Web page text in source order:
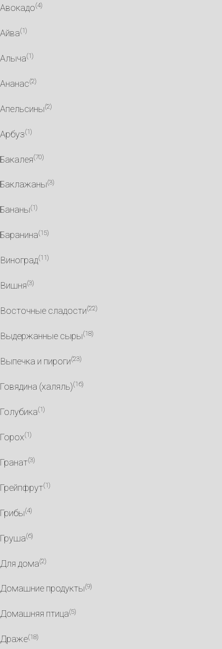
Авокадо(4)
Айва(1)
Алыча(1)
Ананас(2)
Апельсины(2)
Арбуз(1)
Бакалея(70)
Баклажаны(3)
Бананы(1)
Баранина(15)
Виноград(11)
Вишня(3)
Восточные сладости(22)
Выдержанные сыры(18)
Выпечка и пироги(23)
Говядина (халяль)(16)
Голубика(1)
Горох(1)
Гранат(3)
Грейпфрут(1)
Грибы(4)
Груша(6)
Для дома(2)
Домашние продукты(9)
Домашняя птица(5)
Драже(18)